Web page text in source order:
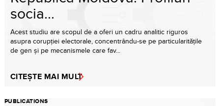
socia...
Acest studiu are scopul de a oferi un cadru analitic riguros
asupra corupției electorale, concentrându-se pe particularitățile
de gen și pe mecanismele care fav...
CITEȘTE MAI MULT
PUBLICATIONS